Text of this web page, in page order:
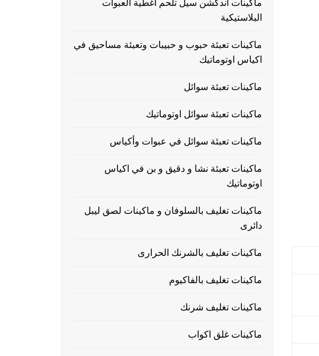
ماكينات اندكشن سيل تلحم اغطية العبوات
البلاستيكية
ماكينات تعبئة حبوب و حبيبات وتعبئة مساحيق في
اكياس اوتوماتيك
ماكينات تعبئة سوائل
ماكينات تعبئة سوائل اوتوماتيك
ماكينات تعبئة سوائل في عبوات وأكياس
ماكينات تعبئة نشا و دقيق و بن في اكياس
اوتوماتيك
ماكينات تغليف بالسلوفان و ماكينات لصق ليبل
دائرى
ماكينات تغليف بالشرنك الحرارى
ماكينات تغليف بالفاكيوم
ماكينات تغليف شرنك
ماكينات غلق اكواب